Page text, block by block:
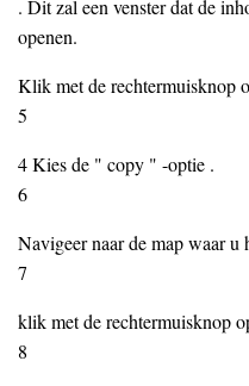
. Dit zal een venster dat de
openen.
Klik met de rechtermuisknop
5
4 Kies de " copy " -optie .
6
Navigeer naar de map waar u
7
klik met de rechtermuisknop
8